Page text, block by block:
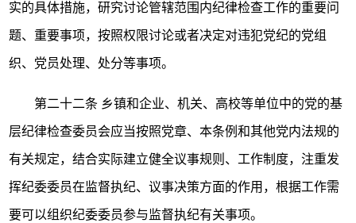
实的具体措施，研究讨论管辖范围内纪律检查工作的重要问
题、重要事项，按照权限讨论或者决定对违犯党纪的党组
织、党员处理、处分等事项。
第二十二条 乡镇和企业、机关、高校等单位中的党的基
层纪律检查委员会应当按照党章、本条例和其他党内法规的
有关规定，结合实际建立健全议事规则、工作制度，注重发
挥纪委委员在监督执纪、议事决策方面的作用，根据工作需
要可以组织纪委委员参与监督执纪有关事项。